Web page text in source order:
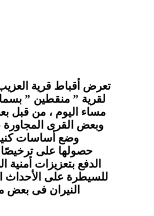
تعرض أقباط قرية العزيب
لقرية ” منقطين ”
مساء اليوم ، من قبل
وبعض القرى المجاورة
وضع أساسات
حصولها على ترخيصًا
الدفع بتعزيزات
للسيطرة على
النيران فى بعض